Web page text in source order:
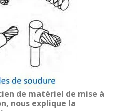
de matériel de mise à
nous explique la